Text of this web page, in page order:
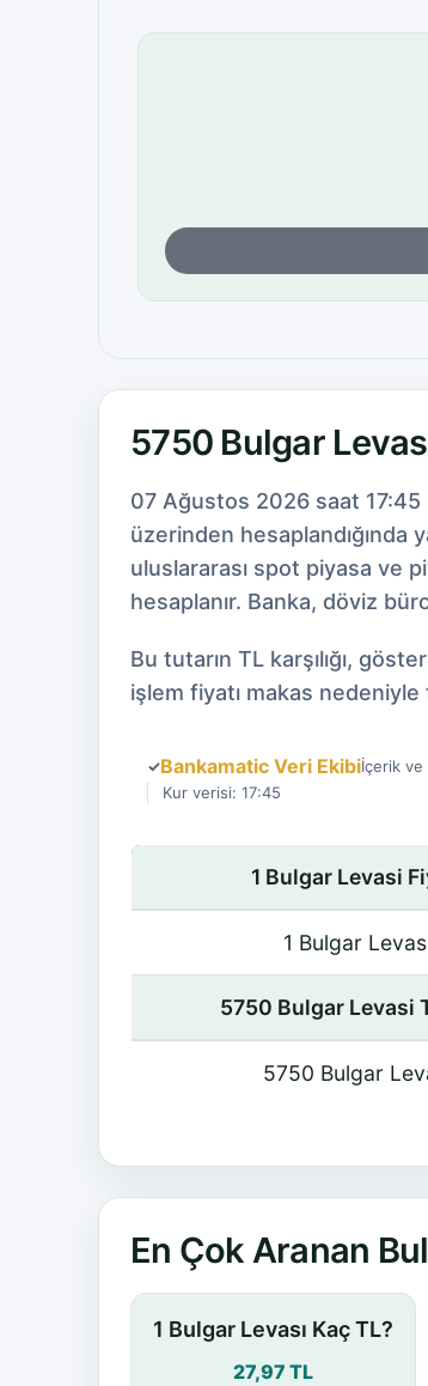
5750 Bulgar
07 Ağustos 2026 saat 17:45
üzerinden hesaplandığında
uluslararası spot piyasa ve
hesaplanır. Banka, döviz
Bu tutarın TL karşılığı,
işlem fiyatı makas nedeniyle
✓Bankamatic Veri Ekibiİçerik ve
Kur verisi: 17:45
1 Bulgar Levasi
1 Bulgar
5750 Bulgar Levasi
5750 Bulgar
En Çok Aranan
1 Bulgar Levası Kaç TL?
27,97 TL